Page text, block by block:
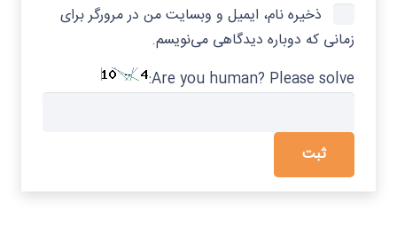
ذخیره نام، ایمیل و وبسایت من در مرورگر برای
زمانی که دوباره دیدگاهی می‌نویسم.
Are you human? Please solve: